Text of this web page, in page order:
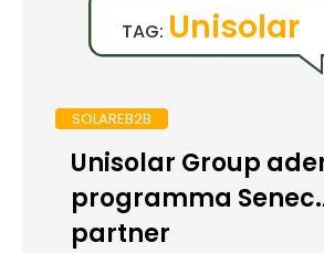
TAG: Unisolar
SOLAREB2B
Unisolar Group
programma
partner